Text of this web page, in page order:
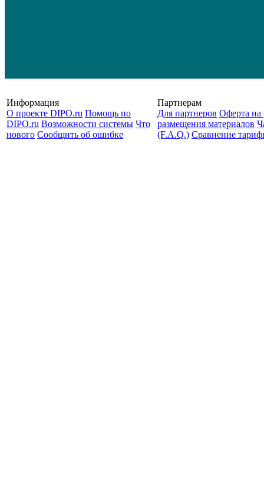
Информация
О проекте DIPO.ru Помощь по
DIPO.ru Возможности системы Что
нового Сообщить об ошибке
Партнерам
Для партнеров Оферта на
размещения материалов
(F.A.Q.) Cравнение